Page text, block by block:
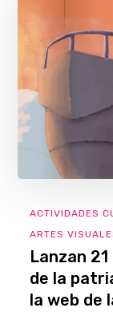
ACTIVIDADES
ARTES
Lanzan
de la
la web de